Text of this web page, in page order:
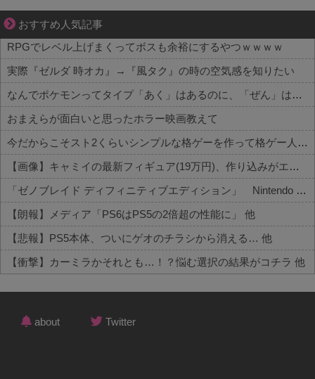
おすすめ人気記事
成長の先で気づいた想い、不器用な大人の恋
RPGでレベル上げまくってボスも余裕にするやつｗｗｗｗ
実際『ゼルダ 時オカ』→『風タク』の時の空気感を知りたい
なんでポケモンってタイプ「あく」はあるのに、「ぜん」は無いの？
おまえらが面白いと思ったホラー映画教えて
今だからこそスト2くらいシンプルな格ゲーを作って格ゲー人口を増やした方がいいと思う
【画像】キャミイの最新フィギュア(19万円)、作り込みがエグすぎるｗｗｗｗｗ 他
「ゼノブレイド ディフィニティブエディション」 Nintendo Switch 2 Edition 3,713 本 他
【朗報】メディア「PS6はPS5の2倍超の性能に」 他
【悲報】PS5本体、ついにゲオのチラシから消える… 他
【衝撃】カーミラかそれとも…！？悩む選択の結果がコチラ 他
Powered by livedoor 相互RSS
about Twitter